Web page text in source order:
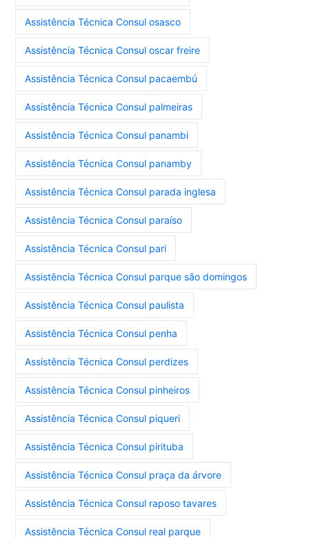
Assistência Técnica Consul osasco
Assistência Técnica Consul oscar freire
Assistência Técnica Consul pacaembú
Assistência Técnica Consul palmeiras
Assistência Técnica Consul panambi
Assistência Técnica Consul panamby
Assistência Técnica Consul parada inglesa
Assistência Técnica Consul paraíso
Assistência Técnica Consul pari
Assistência Técnica Consul parque são domingos
Assistência Técnica Consul paulista
Assistência Técnica Consul penha
Assistência Técnica Consul perdizes
Assistência Técnica Consul pinheiros
Assistência Técnica Consul piqueri
Assistência Técnica Consul pirituba
Assistência Técnica Consul praça da árvore
Assistência Técnica Consul raposo tavares
Assistência Técnica Consul real parque